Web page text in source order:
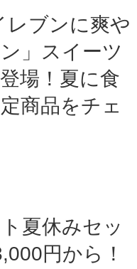
レブンに爽や
」スイーツ
場！夏に食
商品をチェ
夏休みセッ
円から！